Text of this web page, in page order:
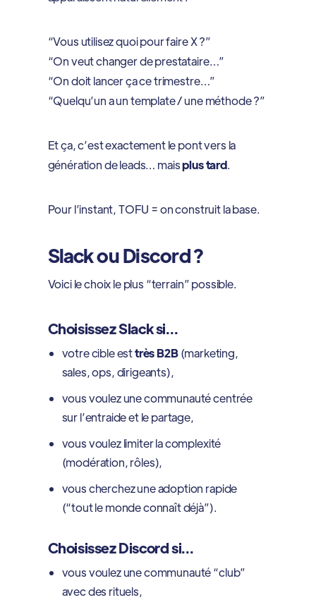
“Vous utilisez quoi pour faire X ?”
“On veut changer de prestataire…”
“On doit lancer ça ce trimestre…”
“Quelqu’un a un template / une méthode ?”
Et ça, c’est exactement le pont vers la
génération de leads… maisplus tard.
Pour l’instant, TOFU = on construit la base.
Slack ou Discord ?
Voici le choix le plus “terrain” possible.
Choisissez Slack si…
votre cible esttrès B2B(marketing,
sales, ops, dirigeants),
vous voulez une communauté centrée
sur l’entraide et le partage,
vous voulez limiter la complexité
(modération, rôles),
vous cherchez une adoption rapide
(“tout le monde connaît déjà”).
Choisissez Discord si…
vous voulez une communauté “club”
avec des rituels,